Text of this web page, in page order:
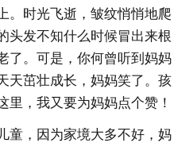
。时光飞逝，皱纹悄悄地爬
头发不知什么时候冒出来根
了。可是，你何曾听到妈妈
天茁壮成长，妈妈笑了。孩
里，我又要为妈妈点个赞！
童，因为家境大多不好，妈